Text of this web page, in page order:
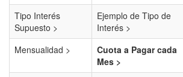
Tipo Interés
Supuesto >
Ejemplo de Tipo de
Interés >
Mensualidad >
Cuota a Pagar cada
Mes >